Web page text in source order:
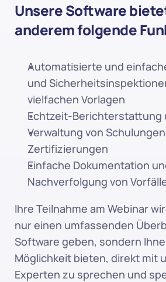
Unsere Software
anderem folgende
Automatisierte und
und
vielfachen Vorlagen
Echtzeit-Berichterstattung
Verwaltung von
Zertifizierungen
Einfache Dokumentation
Nachverfolgung von
Ihre Teilnahme am Webinar
nur einen umfassenden
Software geben, sondern
Möglichkeit bieten, direkt mit
Experten zu sprechen und